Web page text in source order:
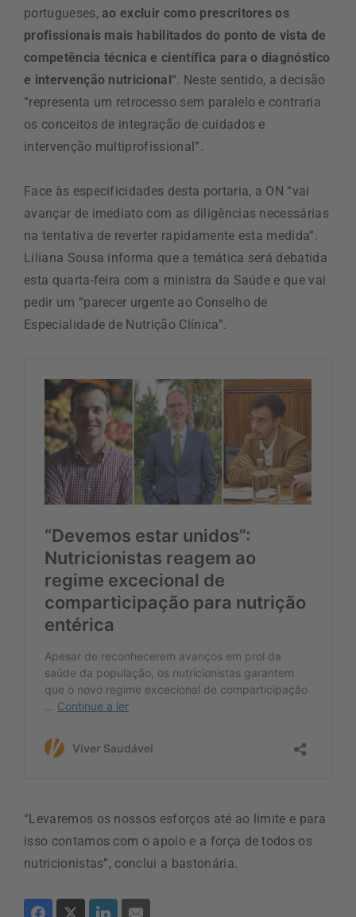
portugueses,ao excluir como prescritores os
profissionais mais habilitados do ponto de vista de
competência técnica e científica para o diagnóstico
e intervenção nutricional “. Neste sentido, a decisão
“representa um retrocesso sem paralelo e contraria
os conceitos de integração de cuidados e
intervenção multiprofissional”.
Face às especificidades desta portaria, a ON “vai
avançar de imediato com as diligências necessárias
na tentativa de reverter rapidamente esta medida”.
Liliana Sousa informa que a temática será debatida
esta quarta-feira com a ministra da Saúde e que vai
pedir um “parecer urgente ao Conselho de
Especialidade de Nutrição Clínica”.
“Levaremos os nossos esforços até ao limite e para
isso contamos com o apoio e a força de todos os
nutricionistas”, conclui a bastonária.